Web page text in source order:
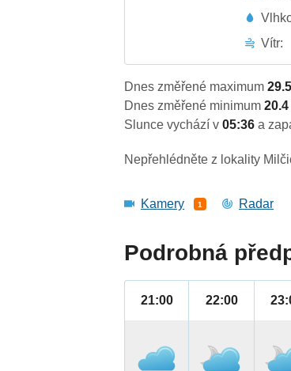
Vítr:
Dnes změřené maximum
Dnes změřené minimum20.4
Slunce vychází v05:36a
Nepřehlédněte z lokality
Kamery 1 Radar
Podrobná
21:00 22:00